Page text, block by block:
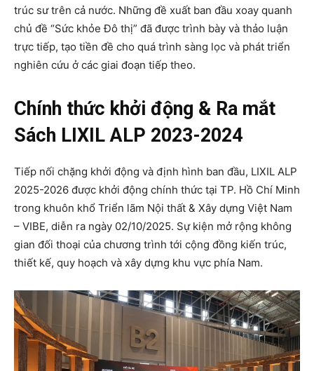
trúc sư trên cả nước. Những đề xuất ban đầu xoay quanh
chủ đề “Sức khỏe Đô thị” đã được trình bày và thảo luận
trực tiếp, tạo tiền đề cho quá trình sàng lọc và phát triển
nghiên cứu ở các giai đoạn tiếp theo.
Chính thức khởi động & Ra mắt
Sách LIXIL ALP 2023-2024
Tiếp nối chặng khởi động và định hình ban đầu, LIXIL ALP
2025-2026 được khởi động chính thức tại TP. Hồ Chí Minh
trong khuôn khổ Triển lãm Nội thất & Xây dựng Việt Nam
– VIBE, diễn ra ngày 02/10/2025. Sự kiện mở rộng không
gian đối thoại của chương trình tới cộng đồng kiến trúc,
thiết kế, quy hoạch và xây dựng khu vực phía Nam.